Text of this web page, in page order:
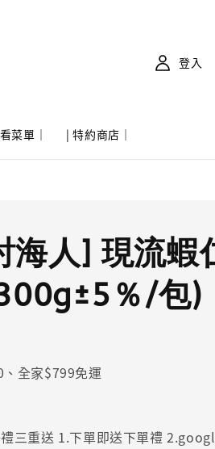
菜單｜ | 特約商店｜
登入
海人] 現流蝦
％/包)
全家$799免運
三重送 1.下單即送下單禮